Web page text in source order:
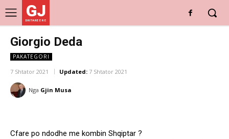
GJ
DRITARE E RE
Giorgio Deda
PAKATEGORI
7 Shtator 2021 Updated: 7 Shtator 2021
Nga Gjin Musa
Cfare po ndodhe me kombin Shqiptar ?